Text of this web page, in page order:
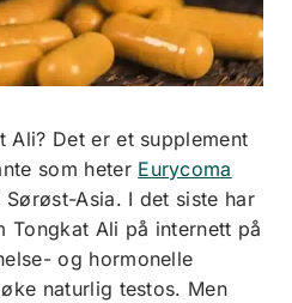
Ali? Det er et supplement
som heter Eurycoma
Asia. I det siste har
Ali på internett på
og hormonelle
naturlig testos. Men